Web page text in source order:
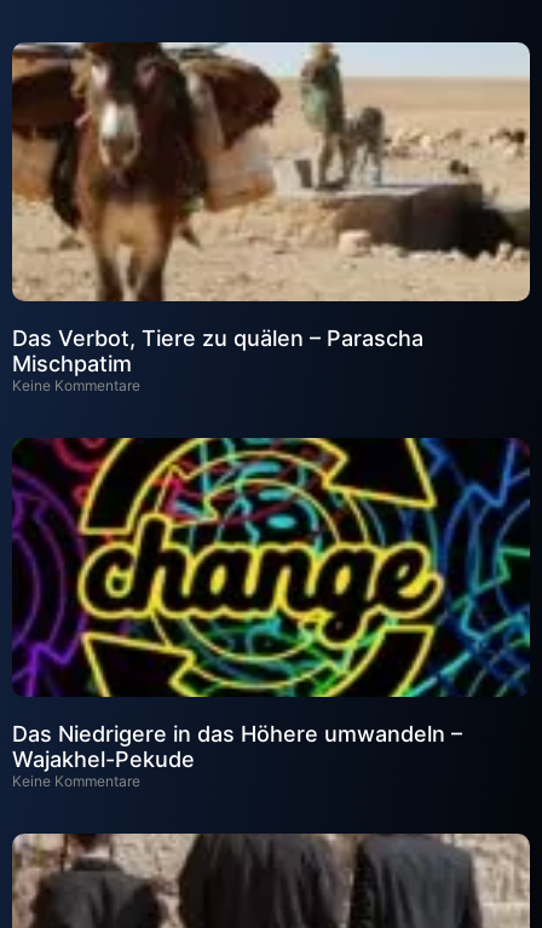
Das Verbot, Tiere zu quälen – Parascha
Mischpatim
Keine Kommentare
Das Niedrigere in das Höhere umwandeln –
Wajakhel-Pekude
Keine Kommentare